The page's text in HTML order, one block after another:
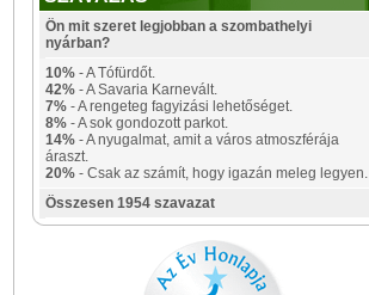
Ön mit szeret legjobban a szombathelyi
nyárban?
10% - A Tófürdőt.
42% - A Savaria Karnevált.
7% - A rengeteg fagyizási lehetőséget.
8% - A sok gondozott parkot.
14% - A nyugalmat, amit a város atmoszférája
áraszt.
20% - Csak az számít, hogy igazán meleg legyen.
Összesen 1954 szavazat